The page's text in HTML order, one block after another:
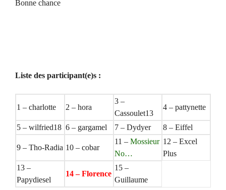
Bonne chance
Liste des participant(e)s :
1 – charlotte 2 – hora
3 –
Cassoulet13
4 – pattynette
5 – wilfried18 6 – gargamel 7 – Dydyer 8 – Eiffel
9 – Tho-Radia 10 – cobar
11 – Mossieur
No…
12 – Excel
Plus
13 –
Papydiesel
14 – Florence
15 –
Guillaume